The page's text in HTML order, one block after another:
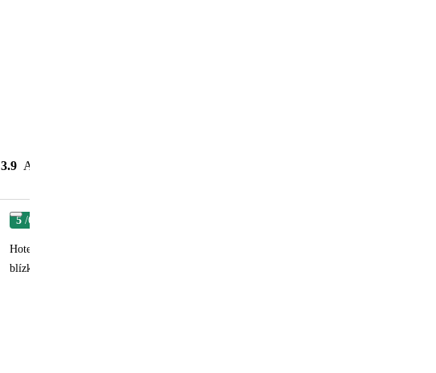
3.9 Atrakcie v okolí
5 /6
Hotel klidný, příjemný a ochotný personál. Co bych vytkla, je kouření kolem bazénu, v aquaparku a u restaurace když jsou v
blízkosti děti, nekuřáci ...